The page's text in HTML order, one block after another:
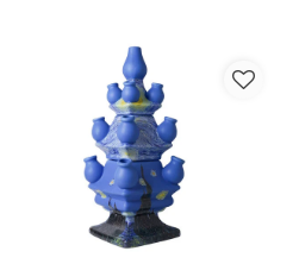
een extra arty look aan uw